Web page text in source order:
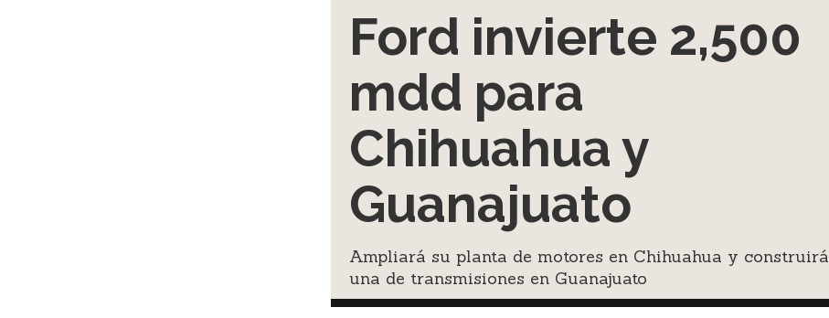
Ford invierte 2,500
mdd para
Chihuahua y
Guanajuato
Ampliará su planta de motores en Chihuahua y construirá
una de transmisiones en Guanajuato